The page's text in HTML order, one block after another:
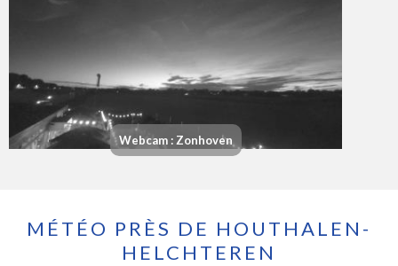
Webcam : Zonhoven
MÉTÉO PRÈS DE HOUTHALEN-
HELCHTEREN